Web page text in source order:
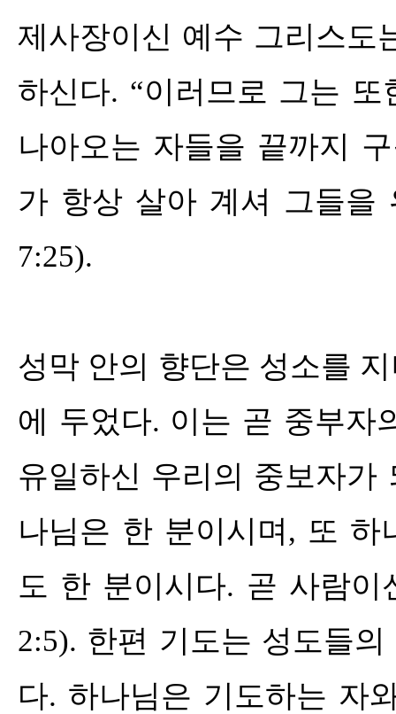
제사장이신 예수 그리스도
하신다. “이러므로 그는
나아오는 자들을 끝까지
가 항상 살아 계셔 그들을
7:25).
성막 안의 향단은 성소를
에 두었다. 이는 곧 중부자
유일하신 우리의 중보자가
나님은 한 분이시며, 또 하
도 한 분이시다. 곧 사람이
2:5). 한편 기도는 성도들
다. 하나님은 기도하는 자